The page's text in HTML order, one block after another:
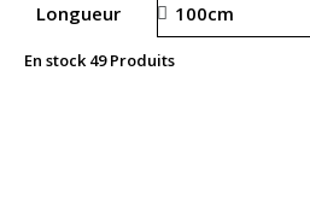
Longueur
En stock 49 Produits